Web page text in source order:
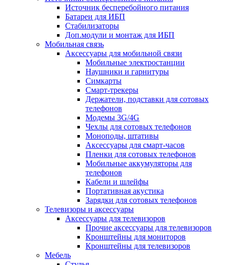
Источник бесперебойного питания
Батареи для ИБП
Стабилизаторы
Доп.модули и монтаж для ИБП
Мобильная связь
Аксессуары для мобильной связи
Мобильные электростанции
Наушники и гарнитуры
Симкарты
Смарт-трекеры
Держатели, подставки для сотовых
телефонов
Модемы 3G/4G
Чехлы для сотовых телефонов
Моноподы, штативы
Аксессуары для смарт-часов
Пленки для сотовых телефонов
Мобильные аккумуляторы для
телефонов
Кабели и шлейфы
Портативная акустика
Зарядки для сотовых телефонов
Телевизоры и аксессуары
Аксессуары для телевизоров
Прочие аксессуары для телевизоров
Кронштейны для мониторов
Кронштейны для телевизоров
Мебель